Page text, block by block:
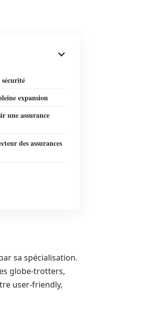
expansion
une assurance
des assurances
sa spécialisation.
globe-trotters,
user-friendly,